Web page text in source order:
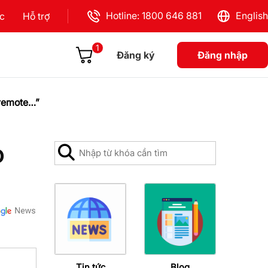
Hỗ trợ Hotline: 1800 646 881 English
1
Đăng ký Đăng nhập